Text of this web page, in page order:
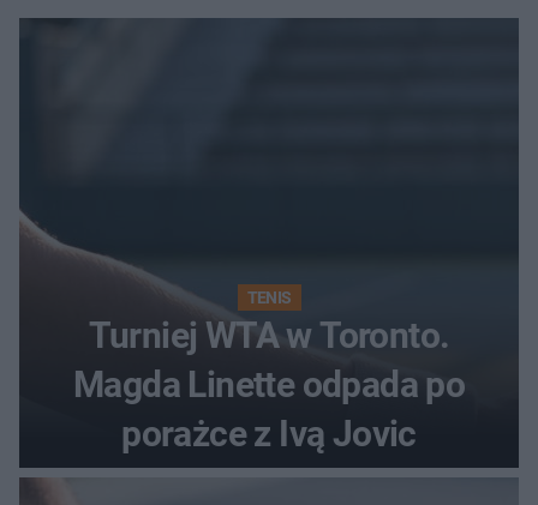
TENIS
Turniej WTA w Toronto.
Magda Linette odpada po
porażce z Ivą Jovic